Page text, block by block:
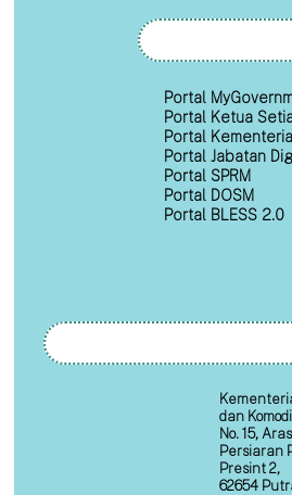
Portal
Portal Ketua
Portal
Portal Jabatan
Portal SPRM
Portal DOSM
Portal BLESS 2.0
dan
No. 15,
Persiaran
Presint 2,
62654